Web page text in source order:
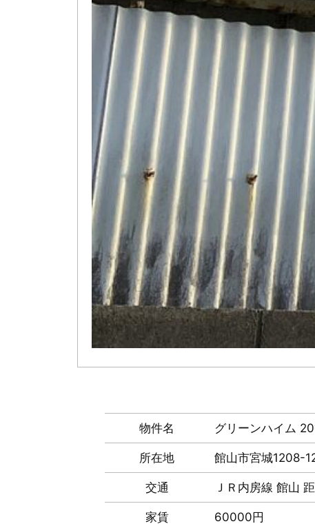
物件名 グリーンハイム
所在地 館山市宮城1208-
交通 ＪＲ内房線 館山
家賃 60000円